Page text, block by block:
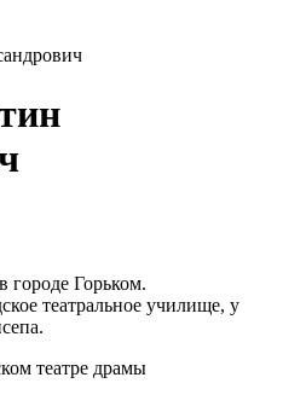
городе Горьком.
театральное училище, у
театре драмы